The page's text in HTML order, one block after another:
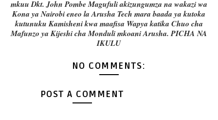
mkuu Dkt. John Pombe Magufuli akizungumza na wakazi wa
Kona ya Nairobi eneo la Arusha Tech mara baada ya kutoka
kutunuku Kamisheni kwa maafisa Wapya katika Chuo cha
Mafunzo ya Kijeshi cha Monduli mkoani Arusha. PICHA NA
IKULU
NO COMMENTS:
POST A COMMENT